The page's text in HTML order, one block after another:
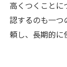
高くつくことに
認するのも一つ
頼し、長期的に